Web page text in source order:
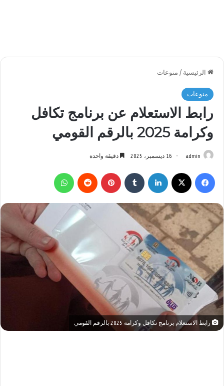
الرئيسية / منوعات
منوعات
رابط الاستعلام عن برنامج تكافل
وكرامة 2025 بالرقم القومي
admin 16 ديسمبر، 2025 دقيقة واحدة
فيسبوك لينكدإن بينتيريست
رابط الاستعلام برنامج تكافل وكرامة 2025 بالرقم القومي